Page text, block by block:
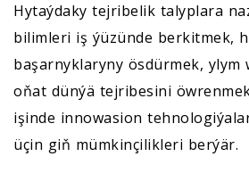
Hytaýdaky tejribelik talyplara
bilimleri iş ýüzünde berkitmek,
başarnyklaryny ösdürmek, ylym
oňat dünýä tejribesini
işinde innowasion
üçin giň mümkinçilikleri berýär.